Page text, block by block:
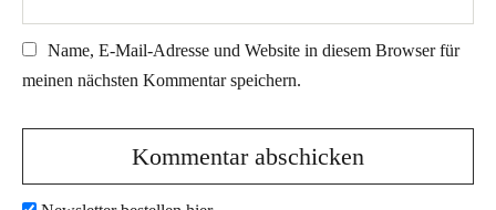
Name, E-Mail-Adresse und Website in diesem Browser für
meinen nächsten Kommentar speichern.